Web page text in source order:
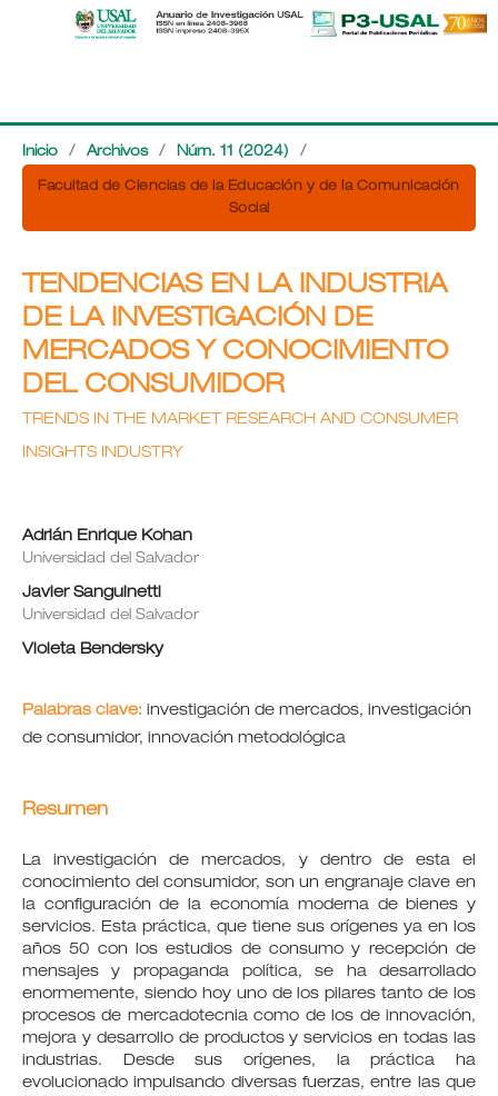
Inicio / Archivos / Núm. 11 (2024) /
Facultad de Ciencias de la Educación y de la Comunicación
Social
TENDENCIAS EN LA INDUSTRIA
DE LA INVESTIGACIÓN DE
MERCADOS Y CONOCIMIENTO
DEL CONSUMIDOR
TRENDS IN THE MARKET RESEARCH AND CONSUMER
INSIGHTS INDUSTRY
Adrián Enrique Kohan
Universidad del Salvador
Javier Sanguinetti
Universidad del Salvador
Violeta Bendersky
Palabras clave: investigación de mercados, investigación
de consumidor, innovación metodológica
Resumen
La investigación de mercados, y dentro de esta el
conocimiento del consumidor, son un engranaje clave en
la configuración de la economía moderna de bienes y
servicios. Esta práctica, que tiene sus orígenes ya en los
años 50 con los estudios de consumo y recepción de
mensajes y propaganda política, se ha desarrollado
enormemente, siendo hoy uno de los pilares tanto de los
procesos de mercadotecnia como de los de innovación,
mejora y desarrollo de productos y servicios en todas las
industrias. Desde sus orígenes, la práctica ha
evolucionado impulsando diversas fuerzas, entre las que